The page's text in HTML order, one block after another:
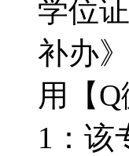
学位
补办
用【Q
1：该